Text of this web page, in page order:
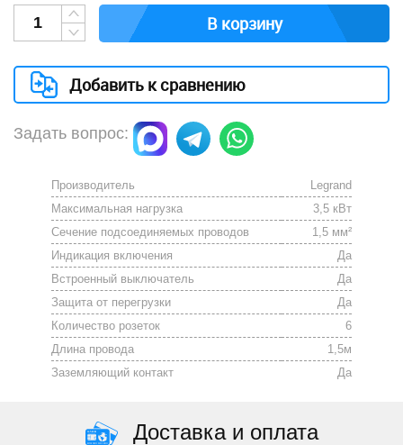
В корзину
Добавить к сравнению
Задать вопрос:
Производитель
Legrand
Максимальная нагрузка
3,5 кВт
Сечение подсоединяемых проводов
1,5 мм²
Индикация включения
Да
Встроенный выключатель
Да
Защита от перегрузки
Да
Количество розеток
6
Длина провода
1,5м
Заземляющий контакт
Да
Доставка и оплата